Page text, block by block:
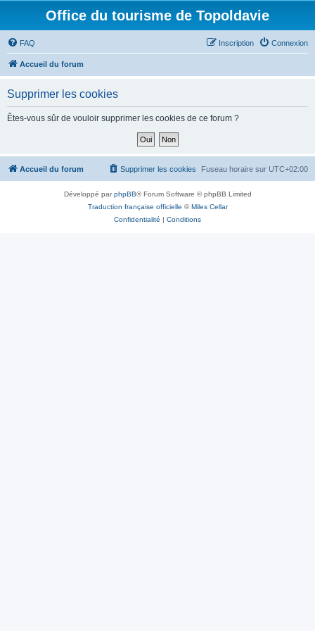
Office du tourisme de Topoldavie
FAQ Connexion
Inscription
Accueil du forum
Supprimer les cookies
Êtes-vous sûr de vouloir supprimer les cookies de ce forum ?
Accueil du forum Fuseau horaire sur UTC+02:00
Supprimer les cookies
Développé parphpBB® Forum Software © phpBB Limited
Traduction française officielle ©Miles Cellar
Confidentialité | Conditions